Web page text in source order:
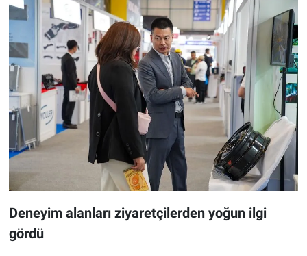
Deneyim alanları ziyaretçilerden yoğun ilgi
gördü